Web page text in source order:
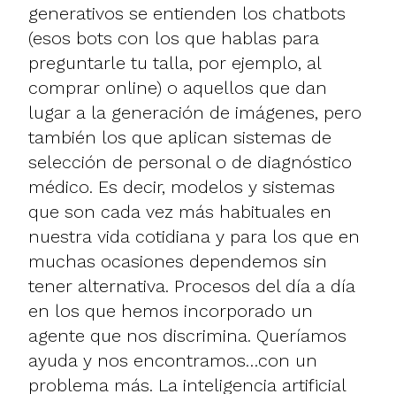
generativos se entienden los chatbots
(esos bots con los que hablas para
preguntarle tu talla, por ejemplo, al
comprar online) o aquellos que dan
lugar a la generación de imágenes, pero
también los que aplican sistemas de
selección de personal o de diagnóstico
médico. Es decir, modelos y sistemas
que son cada vez más habituales en
nuestra vida cotidiana y para los que en
muchas ocasiones dependemos sin
tener alternativa. Procesos del día a día
en los que hemos incorporado un
agente que nos discrimina. Queríamos
ayuda y nos encontramos…con un
problema más. La inteligencia artificial